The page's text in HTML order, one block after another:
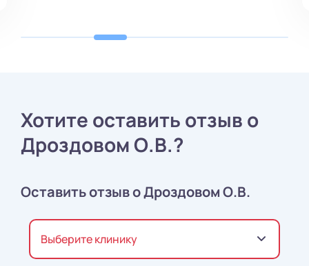
Хотите оставить отзыв о
Дроздовом О.В.?
Оставить отзыв о Дроздовом О.В.
Выберите клинику